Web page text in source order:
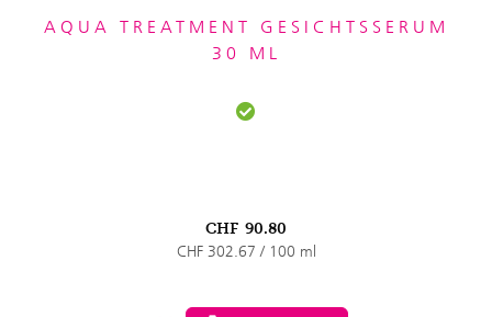
AQUA TREATMENT GESICHTSSERUM
30 ML
CHF 90.80
CHF 302.67 / 100 ml